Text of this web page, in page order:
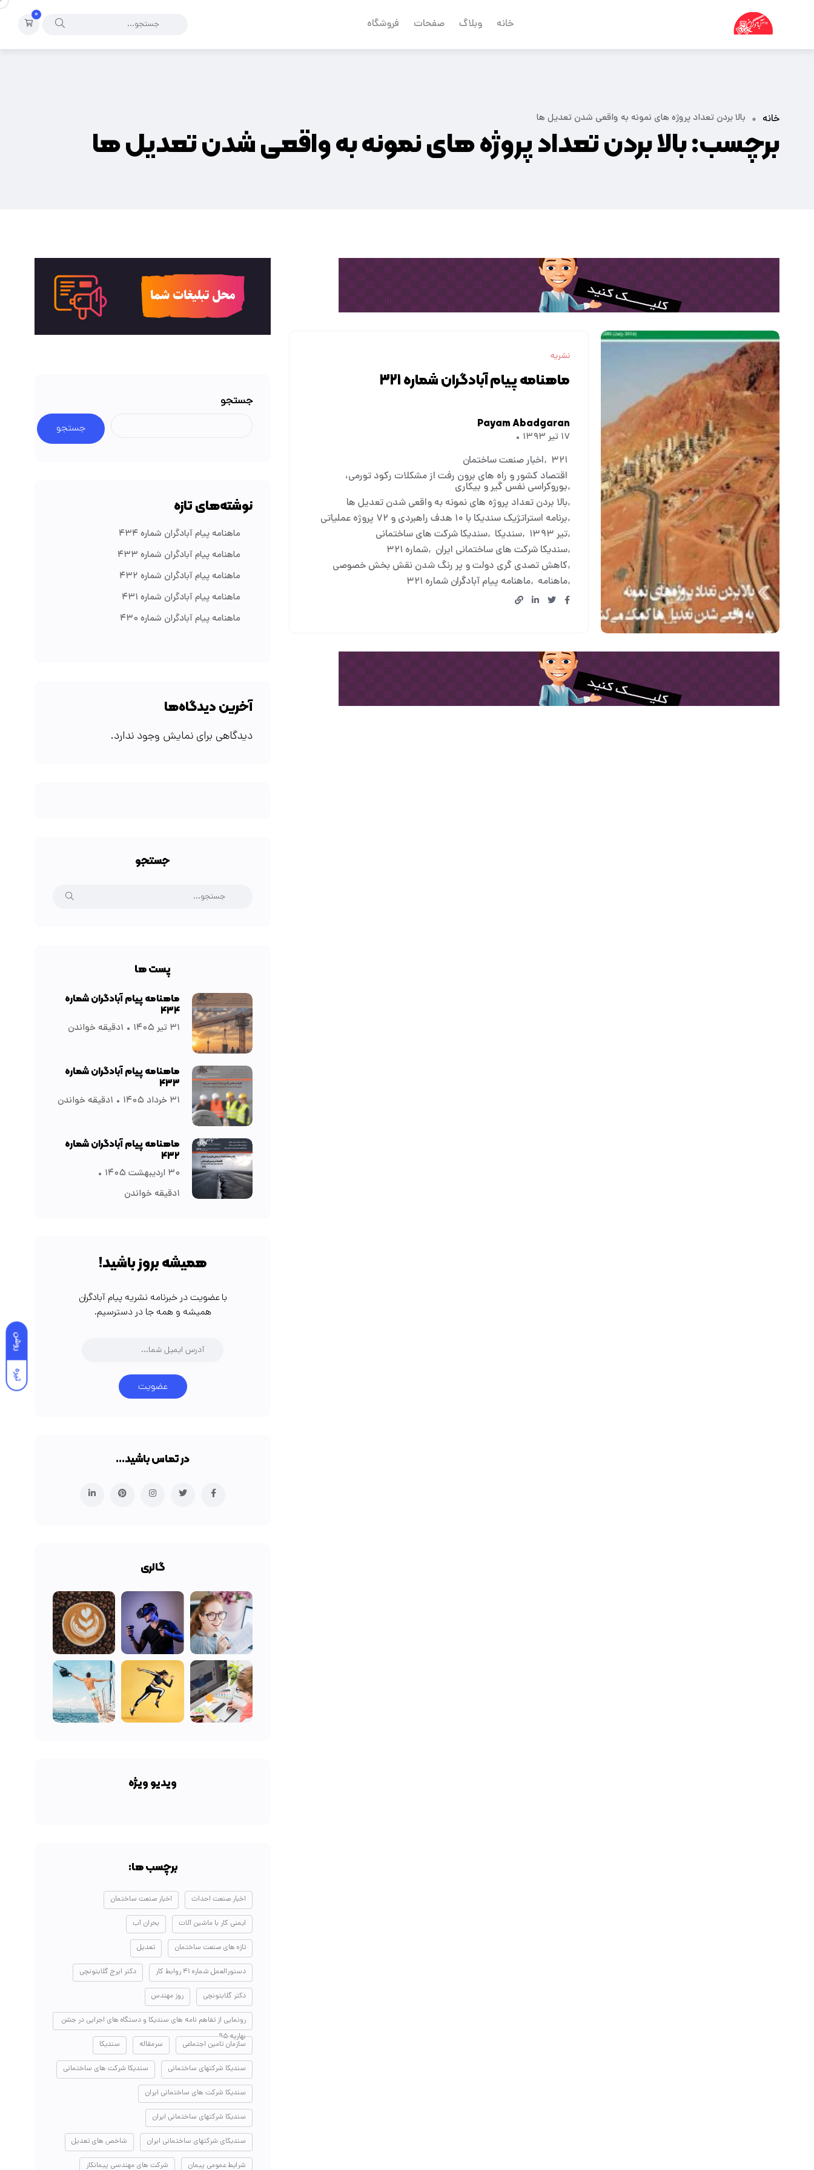
روشن
تیره
خانه وبلاگ صفحات فروشگاه
۰
خانه بالا بردن تعداد پروژه های نمونه به واقعی شدن تعدیل ها
برچسب:بالا بردن تعداد پروژه های نمونه به واقعی شدن تعدیل ها
نشریه
ماهنامه پیام آبادگران شماره ۳۲۱
Payam Abadgaran
۱۷ تیر ۱۳۹۳
۳۲۱ اخبار صنعت ساختمان
اقتصاد کشور و راه های برون رفت از مشکلات رکود تورمی،
بوروکراسی نفس گیر و بیکاری
بالا بردن تعداد پروژه های نمونه به واقعی شدن تعدیل ها
برنامه استراتژیک سندیکا با ۱۰ هدف راهبردی و ۷۲ پروژه عملیاتی
تیر ۱۳۹۳
سندیکا سندیکا شرکت های ساختمانی
سندیکا شرکت های ساختمانی ایران شماره ۳۲۱
کاهش تصدی گری دولت و پر رنگ شدن نقش بخش خصوصی
ماهنامه ماهنامه پیام آبادگران شماره ۳۲۱
جستجو
جستجو
نوشته‌های تازه
ماهنامه پیام آبادگران شماره ۴۳۴
ماهنامه پیام آبادگران شماره ۴۳۳
ماهنامه پیام آبادگران شماره ۴۳۲
ماهنامه پیام آبادگران شماره ۴۳۱
ماهنامه پیام آبادگران شماره ۴۳۰
آخرین دیدگاه‌ها
دیدگاهی برای نمایش وجود ندارد.
جستجو
پست ها
ماهنامه پیام آبادگران شماره
۴۳۴
۳۱ تیر ۱۴۰۵ ۱دقیقه خواندن
ماهنامه پیام آبادگران شماره
۴۳۳
۳۱ خرداد ۱۴۰۵ ۱دقیقه خواندن
ماهنامه پیام آبادگران شماره
۴۳۲
۳۰ اردیبهشت ۱۴۰۵
۱دقیقه خواندن
همیشه بروز باشید!
با عضویت در خبرنامه نشریه پیام آبادگران
همیشه و همه جا در دسترسیم.
عضویت
در تماس باشید…
گالری
ویدیو ویژه
برچسب ها:
اخبار صنعت احداث اخبار صنعت ساختمان
ایمنی کار با ماشین آلات بحران آب
تازه های صنعت ساختمان تعدیل
دستورالعمل شماره ۴۱ روابط کار دکتر ایرج گلابتونچی
دکتر گلابتونچی روز مهندس
رونمایی از تفاهم نامه های سندیکا و دستگاه های اجرایی در جشن
بهاریه ۹۵
سازمان تامین اجتماعی سرمقاله سندیکا
سندیکا شرکتهای ساختمانی سندیکا شرکت های ساختمانی
سندیکا شرکت های ساختمانی ایران
سندیکا شرکتهای ساختمانی ایران
سندیکای شرکتهای ساختمانی ایران شاخص های تعدیل
شرایط عمومی پیمان شرکت های مهندسی پیمانکار